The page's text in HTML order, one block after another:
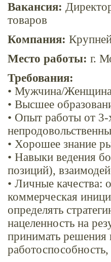
Вакансия:
товаров
Компания:
Место работы: г.
Требования:
• Мужчина/
• Высшее
• Опыт работы от 3-
• Хорошее знание
• Навыки ведения
позиций),
• Личные качества:
коммерческая
определять
нацеленность на
принимать